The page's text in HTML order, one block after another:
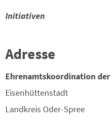
Initiativen
Adresse
Ehrenamtskoordination
Eisenhüttenstadt
Landkreis Oder-Spree